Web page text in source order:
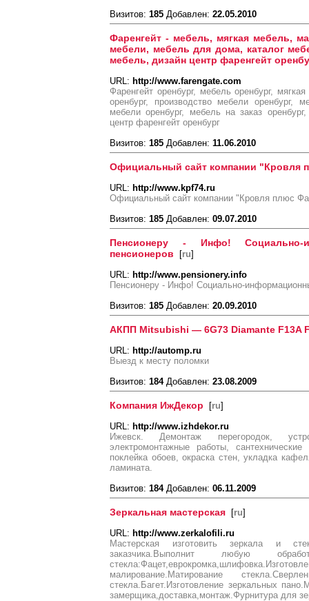
Визитов: 185 Добавлен: 22.05.2010
Фаренгейт - мебель, мягкая мебель,
мебели, мебель для дома, каталог
мебель, дизайн центр фаренгейт
URL: http://www.farengate.com
Фаренгейт оренбург, мебель оренбург,
оренбург, производство мебели оренбург,
мебели оренбург, мебель на заказ
центр фаренгейт оренбург
Визитов: 185 Добавлен: 11.06.2010
Официальный сайт компании "Кровля
URL: http://www.kpf74.ru
Официальный сайт компании "Кровля плюс
Визитов: 185 Добавлен: 09.07.2010
Пенсионеру - Инфо! Социально-
пенсионеров [ru]
URL: http://www.pensionery.info
Пенсионеру - Инфо! Социально-
Визитов: 185 Добавлен: 20.09.2010
АКПП Mitsubishi — 6G73 Diamante F13A
URL: http://automp.ru
Выезд к месту поломки
Визитов: 184Добавлен: 23.08.2009
Компания ИжДекор [ru]
URL: http://www.izhdekor.ru
Ижевск. Демонтаж перегородок,
электромонтажные работы,
поклейка обоев, окраска стен, укладка
ламината.
Визитов: 184Добавлен: 06.11.2009
Зеркальная мастерская [ru]
URL: http://www.zerkalofili.ru
Мастерская изготовить зеркала и
заказчика.Выполнит любую
малирование.Матирование
стекла.Багет.Изготовление зеркальных
замерщика,доставка,монтаж.Фурнитура для